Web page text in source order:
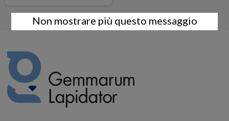
Non mostrare più questo messaggio